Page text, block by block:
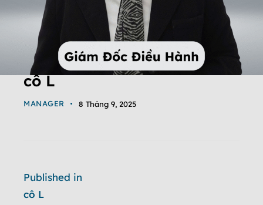
cô L
MANAGER 8 Tháng 9, 2025
Published in
cô L